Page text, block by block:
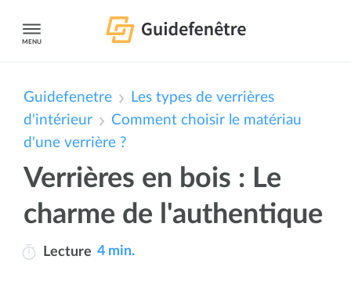
MENU
Guidefenetre
Les types de verrières
d'intérieur
Comment choisir le matériau
d'une verrière ?
Verrières en bois : Le
charme de l'authentique
Lecture 4 min.